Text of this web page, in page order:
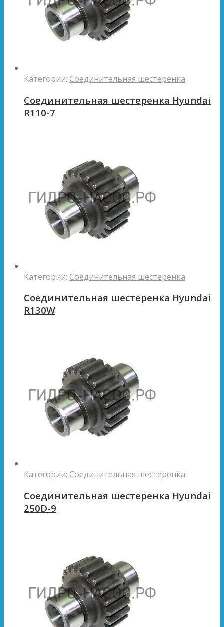
Категории: Соединительная шестеренка
Соединительная шестеренка Hyundai
R110-7
Категории: Соединительная шестеренка
Соединительная шестеренка Hyundai
R130W
Категории: Соединительная шестеренка
Соединительная шестеренка Hyundai
250D-9